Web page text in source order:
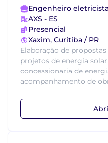
Engenheiro eletricista
AXS - ES
Presencial
Xaxim, Curitiba / PR
Elaboração de
projetos de energia
concessionaria de
acompanhamento de